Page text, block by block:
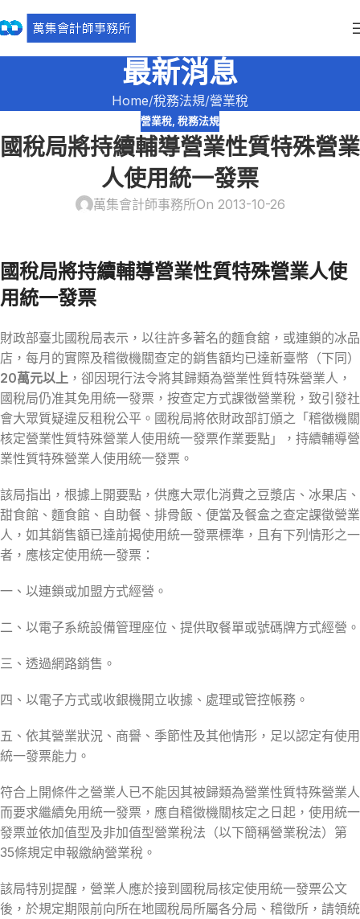
最新消息
Home 稅務法規 營業稅
營業稅, 稅務法規
國稅局將持續輔導營業性質特殊營業
人使用統一發票
萬集會計師事務所On 2013-10-26
國稅局將持續輔導營業性質特殊營業人使
用統一發票
財政部臺北國稅局表示，以往許多著名的麵食舘，或連鎖的冰品
店，每月的實際及稽徵機關查定的銷售額均已達新臺幣（下同）
20萬元以上 ，卻因現行法令將其歸類為營業性質特殊營業人，
國稅局仍准其免用統一發票，按查定方式課徵營業稅，致引發社
會大眾質疑違反租稅公平。國稅局將依財政部訂頒之「稽徵機關
核定營業性質特殊營業人使用統一發票作業要點」，持續輔導營
業性質特殊營業人使用統一發票。
該局指出，根據上開要點，供應大眾化消費之豆漿店、冰果店、
甜食館、麵食館、自助餐、排骨飯、便當及餐盒之查定課徵營業
人，如其銷售額已達前揭使用統一發票標準，且有下列情形之一
者，應核定使用統一發票：
一、以連鎖或加盟方式經營。
二、以電子系統設備管理座位、提供取餐單或號碼牌方式經營。
三、透過網路銷售。
四、以電子方式或收銀機開立收據、處理或管控帳務。
五、依其營業狀況、商譽、季節性及其他情形，足以認定有使用
統一發票能力。
符合上開條件之營業人已不能因其被歸類為營業性質特殊營業人
而要求繼續免用統一發票，應自稽徵機關核定之日起，使用統一
發票並依加值型及非加值型營業稅法（以下簡稱營業稅法）第
35條規定申報繳納營業稅。
該局特別提醒，營業人應於接到國稅局核定使用統一發票公文
後，於規定期限前向所在地國稅局所屬各分局、稽徵所，請領統